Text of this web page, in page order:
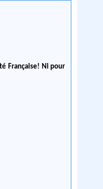
Française! Ni pour